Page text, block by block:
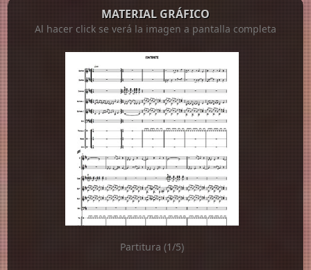
MATERIAL GRÁFICO
Al hacer click se verá la imagen a pantalla completa
Partitura (1/5)